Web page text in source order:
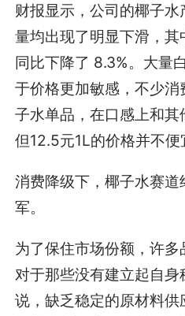
财报显示，公司的椰子
量均出现了明显下滑，
同比下降了 8.3%。大量
于价格更加敏感，不少
子水单品，在口感上和其
但12.5元1L的价格并不便
消费降级下，椰子水赛道
军。
为了保住市场份额，许
对于那些没有建立起自
说，缺乏稳定的原材料